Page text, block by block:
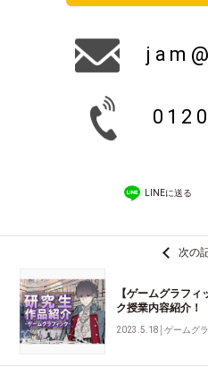
LINEに送る
次の
【ゲームグラフ
ク授業内容紹介！
2023.5.18 │ゲームグ